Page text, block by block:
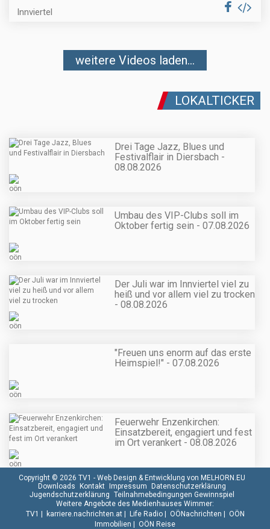
Innviertel
weitere Videos laden...
LOKALTICKER
Drei Tage Jazz, Blues und
Festivalflair in Diersbach -
08.08.2026
Umbau des VIP-Clubs soll im
Oktober fertig sein - 07.08.2026
Der Juli war im Innviertel viel zu
heiß und vor allem viel zu trocken
- 08.08.2026
"Freuen uns enorm auf das erste
Heimspiel!" - 07.08.2026
Feuerwehr Enzenkirchen:
Einsatzbereit, engagiert und fest
im Ort verankert - 08.08.2026
Copyright © 2026 TV1 - Web Design & Entwicklung von MELHORN.EU
Downloads Kontakt Impressum Datenschutzerklärung
Jugendschutzerklärung Teilnahmebedingungen Gewinnspiel
Weitere Angebote des Medienhauses Wimmer:
TV1 | karriere.nachrichten.at| Life Radio| OÖNachrichten | OÖN
Immobilien | OÖN Reise